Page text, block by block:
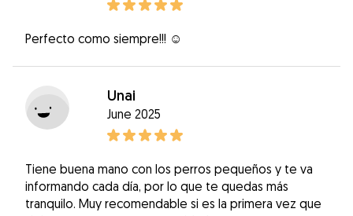
Perfecto como siempre!!! ☺️
Unai
June 2025
Tiene buena mano con los perros pequeños y te va
informando cada día, por lo que te quedas más
tranquilo. Muy recomendable si es la primera vez que